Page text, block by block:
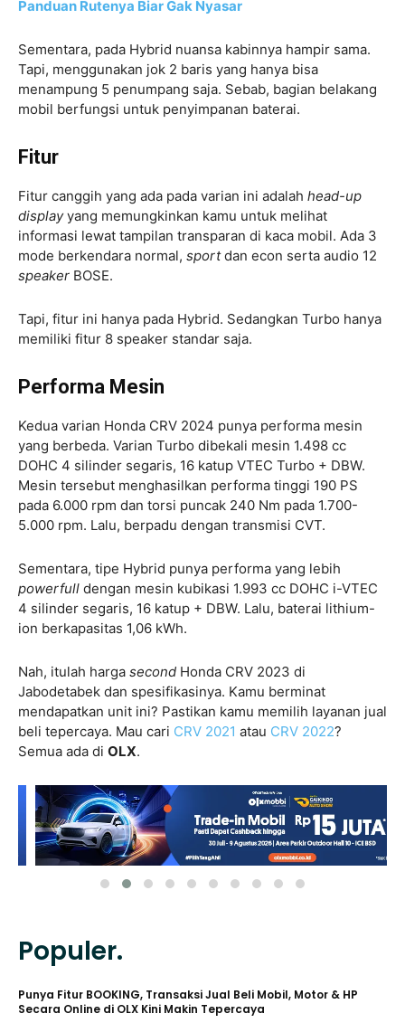
Panduan Rutenya Biar Gak Nyasar
Sementara, pada Hybrid nuansa kabinnya hampir sama.
Tapi, menggunakan jok 2 baris yang hanya bisa
menampung 5 penumpang saja. Sebab, bagian belakang
mobil berfungsi untuk penyimpanan baterai.
Fitur
Fitur canggih yang ada pada varian ini adalah head-up
displayyang memungkinkan kamu untuk melihat
informasi lewat tampilan transparan di kaca mobil. Ada 3
mode berkendara normal, sportdan econ serta audio 12
speaker BOSE.
Tapi, fitur ini hanya pada Hybrid. Sedangkan Turbo hanya
memiliki fitur 8 speaker standar saja.
Performa Mesin
Kedua varian Honda CRV 2024 punya performa mesin
yang berbeda. Varian Turbo dibekali mesin 1.498 cc
DOHC 4 silinder segaris, 16 katup VTEC Turbo + DBW.
Mesin tersebut menghasilkan performa tinggi 190 PS
pada 6.000 rpm dan torsi puncak 240 Nm pada 1.700-
5.000 rpm. Lalu, berpadu dengan transmisi CVT.
Sementara, tipe Hybrid punya performa yang lebih
powerfull dengan mesin kubikasi 1.993 cc DOHC i-VTEC
4 silinder segaris, 16 katup + DBW. Lalu, baterai lithium-
ion berkapasitas 1,06 kWh.
Nah, itulah harga second Honda CRV 2023 di
Jabodetabek dan spesifikasinya. Kamu berminat
mendapatkan unit ini? Pastikan kamu memilih layanan jual
beli tepercaya. Mau cari CRV 2021 atau CRV 2022?
Semua ada di OLX.
Populer.
Punya Fitur BOOKING, Transaksi Jual Beli Mobil, Motor & HP
Secara Online di OLX Kini Makin Tepercaya